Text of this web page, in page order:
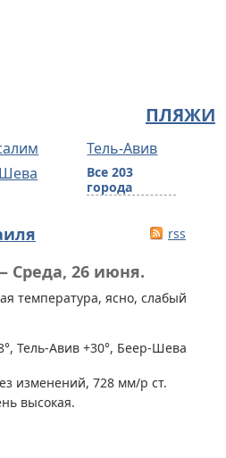
ПЛЯЖИ
Тель-Авив
Все 203
города
rss
Среда, 26 июня.
температура, ясно, слабый
Тель-Авив +30°, Беер-Шева
изменений, 728 мм/р ст.
высокая.